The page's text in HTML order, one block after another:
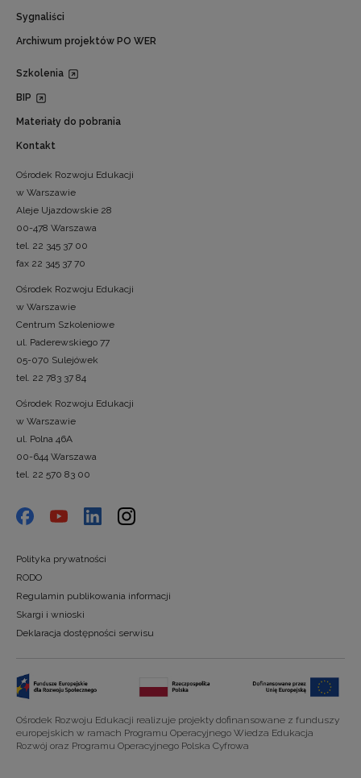
Sygnaliści
Archiwum projektów PO WER
Szkolenia
BIP
Materiały do pobrania
Kontakt
Ośrodek Rozwoju Edukacji
w Warszawie
Aleje Ujazdowskie 28
00-478 Warszawa
tel. 22 345 37 00
fax 22 345 37 70
Ośrodek Rozwoju Edukacji
w Warszawie
Centrum Szkoleniowe
ul. Paderewskiego 77
05-070 Sulejówek
tel. 22 783 37 84
Ośrodek Rozwoju Edukacji
w Warszawie
ul. Polna 46A
00-644 Warszawa
tel. 22 570 83 00
Polityka prywatności
RODO
Regulamin publikowania informacji
Skargi i wnioski
Deklaracja dostępności serwisu
Ośrodek Rozwoju Edukacji realizuje projekty dofinansowane z funduszy
europejskich w ramach Programu Operacyjnego Wiedza Edukacja
Rozwój oraz Programu Operacyjnego Polska Cyfrowa